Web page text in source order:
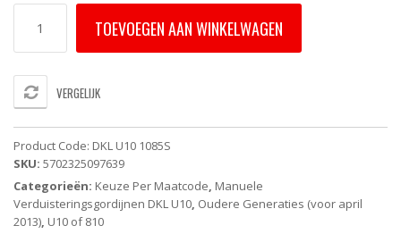
Verduisterend
rolgordijn
-
handbediend
aantal
TOEVOEGEN AAN WINKELWAGEN
VERGELIJK
Product Code: DKL U10 1085S
SKU: 5702325097639
Categorieën: Keuze Per Maatcode, Manuele
Verduisteringsgordijnen DKL U10, Oudere Generaties (voor april
2013), U10 of 810